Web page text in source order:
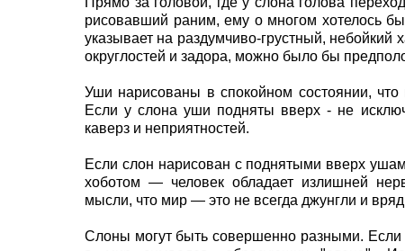
рисовавший раним, ему о многом хотелось
указывает на раздумчиво-грустный,
округлостей и задора, можно было бы
Уши нарисованы в спокойном состоянии,
Если у слона уши подняты вверх - не
каверз и неприятностей.
Если слон нарисован с поднятыми вверх
хоботом — человек обладает излишней
мысли, что мир — это не всегда джунгли и
Слоны могут быть совершенно разными. Если